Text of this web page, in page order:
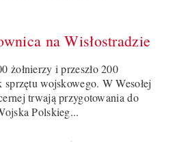
na Wisłostradzie
żołnierzy i przeszło 200
sprzętu wojskowego. W Wesołej
trwają przygotowania do
Polskieg...